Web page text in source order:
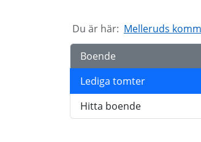
Du är här: Melleruds
Boende
Lediga tomter
Hitta boende